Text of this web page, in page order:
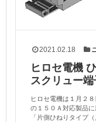
2021.02.18
ヒロセ電機
スクリュー端
ヒロセ電機は１月２
の１５０Ａ対応製品
「片側ひねりタイプ